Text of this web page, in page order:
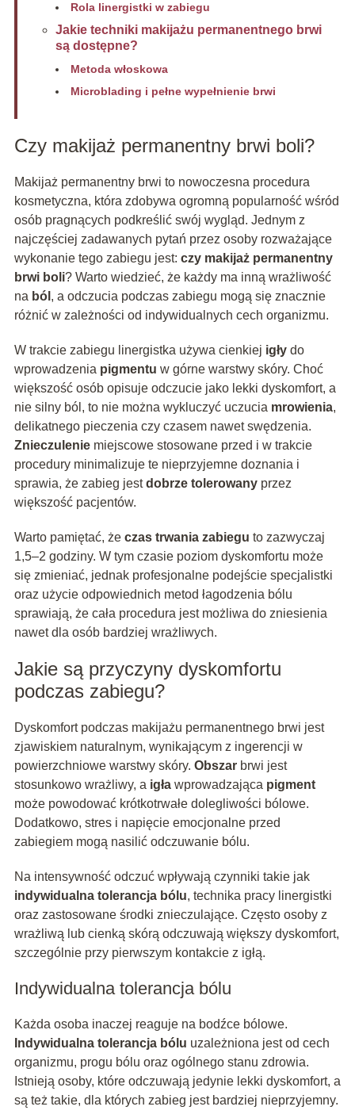
Rola linergistki w zabiegu
Jakie techniki makijażu permanentnego brwi
są dostępne?
Metoda włoskowa
Microblading i pełne wypełnienie brwi
Czy makijaż permanentny brwi boli?
Makijaż permanentny brwi to nowoczesna procedura
kosmetyczna, która zdobywa ogromną popularność wśród
osób pragnących podkreślić swój wygląd. Jednym z
najczęściej zadawanych pytań przez osoby rozważające
wykonanie tego zabiegu jest: czy makijaż permanentny
brwi boli? Warto wiedzieć, że każdy ma inną wrażliwość
na ból , a odczucia podczas zabiegu mogą się znacznie
różnić w zależności od indywidualnych cech organizmu.
W trakcie zabiegu linergistka używa cienkiej igłydo
wprowadzenia pigmentu w górne warstwy skóry. Choć
większość osób opisuje odczucie jako lekki dyskomfort, a
nie silny ból, to nie można wykluczyć uczucia mrowienia,
delikatnego pieczenia czy czasem nawet swędzenia.
Znieczuleniemiejscowe stosowane przed i w trakcie
procedury minimalizuje te nieprzyjemne doznania i
sprawia, że zabieg jestdobrze tolerowanyprzez
większość pacjentów.
Warto pamiętać, że czas trwania zabiegu to zazwyczaj
1,5–2 godziny. W tym czasie poziom dyskomfortu może
się zmieniać, jednak profesjonalne podejście specjalistki
oraz użycie odpowiednich metod łagodzenia bólu
sprawiają, że cała procedura jest możliwa do zniesienia
nawet dla osób bardziej wrażliwych.
Jakie są przyczyny dyskomfortu
podczas zabiegu?
Dyskomfort podczas makijażu permanentnego brwi jest
zjawiskiem naturalnym, wynikającym z ingerencji w
powierzchniowe warstwy skóry. Obszarbrwi jest
stosunkowo wrażliwy, a igławprowadzająca pigment
może powodować krótkotrwałe dolegliwości bólowe.
Dodatkowo, stres i napięcie emocjonalne przed
zabiegiem mogą nasilić odczuwanie bólu.
Na intensywność odczuć wpływają czynniki takie jak
indywidualna tolerancja bólu, technika pracy linergistki
oraz zastosowane środki znieczulające. Często osoby z
wrażliwą lub cienką skórą odczuwają większy dyskomfort,
szczególnie przy pierwszym kontakcie z igłą.
Indywidualna tolerancja bólu
Każda osoba inaczej reaguje na bodźce bólowe.
Indywidualna tolerancja bólu uzależniona jest od cech
organizmu, progu bólu oraz ogólnego stanu zdrowia.
Istnieją osoby, które odczuwają jedynie lekki dyskomfort, a
są też takie, dla których zabieg jest bardziej nieprzyjemny.